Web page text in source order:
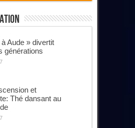
Aude » divertit
générations
et
Thé dansant au